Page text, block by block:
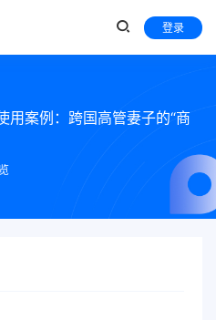
登录
用案例：跨国高管妻子的“商